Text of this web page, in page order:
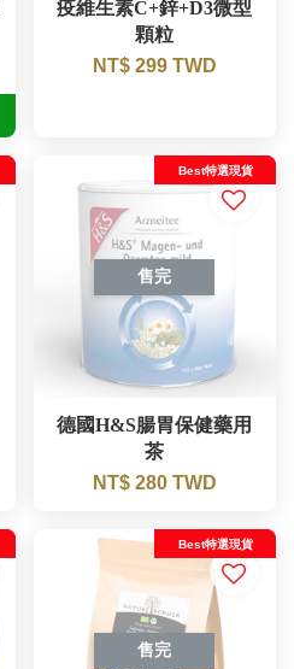
疫維生素C+鋅+D3微型
顆粒
NT$ 299 TWD
售完
Best特選現貨
德國H&S腸胃保健藥用
茶
NT$ 280 TWD
售完
Best特選現貨